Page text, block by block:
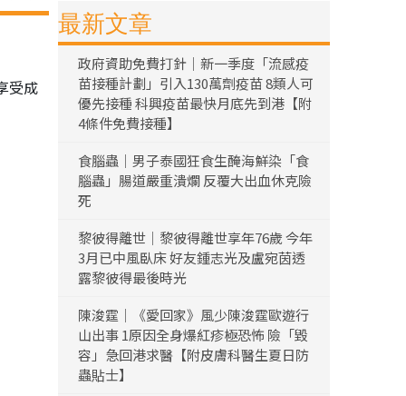
受成
最新文章
政府資助免費打針｜新一季度「流感疫
苗接種計劃」引入130萬劑疫苗 8類人可
優先接種 科興疫苗最快月底先到港【附
4條件免費接種】
食腦蟲｜男子泰國狂食生醃海鮮染「食
腦蟲」腸道嚴重潰爛 反覆大出血休克險
死
黎彼得離世｜黎彼得離世享年76歲 今年
3月已中風臥床 好友鍾志光及盧宛茵透
露黎彼得最後時光
陳浚霆｜《愛回家》風少陳浚霆歐遊行
山出事 1原因全身爆紅疹極恐怖 險「毀
容」急回港求醫【附皮膚科醫生夏日防
蟲貼士】